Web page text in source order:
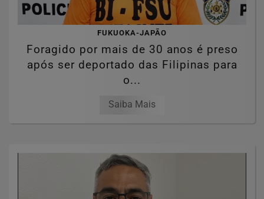
FUKUOKA-JAPÃO
Foragido por mais de 30 anos é preso
após ser deportado das Filipinas para
o...
Saiba Mais